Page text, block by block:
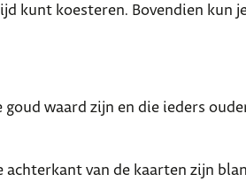
kunt koesteren. Bovendien kun
waard zijn en die ieders
achterkant van de kaarten zijn